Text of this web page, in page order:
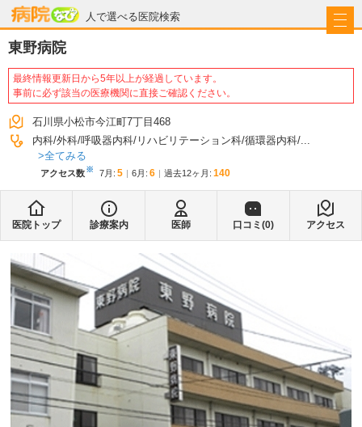
人で選べる医院検索
病院なび
東野病院
最終情報更新日から5年以上が経過しています。
事前に必ず該当の医療機関に直接ご確認ください。
石川県小松市今江町7丁目468
内科 外科 呼吸器内科 リハビリテーション科 循環器内科 ...
全てみる
アクセス数※ 7月 : 5 6月 : 6 過去12ヶ月: 140
医院トップ 診療案内 医師 口コミ(0) アクセス